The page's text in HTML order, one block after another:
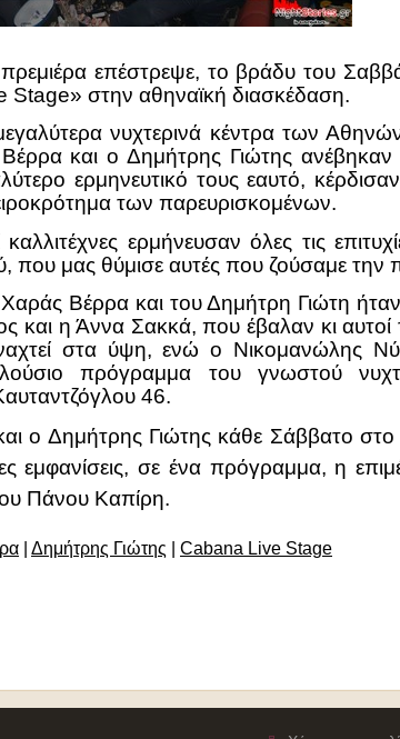
πρεμιέρα επέστρεψε, το βράδυ του
Stage» στην αθηναϊκή διασκέδαση.
νυχτερινά κέντρα των
και ο Δημήτρης Γιώτης
ερμηνευτικό τους εαυτό,
των παρευρισκομένων.
ερμήνευσαν όλες τις
που μας θύμισε αυτές που ζούσαμε
Βέρρα και του Δημήτρη Γιώτη
και η Άννα Σακκά, που έβαλαν κι αυτοί
στα ύψη, ενώ ο Νικομανώλης
πρόγραμμα του γνωστού
46.
ο Δημήτρης Γιώτης κάθε Σάββατο
εμφανίσεις, σε ένα πρόγραμμα, η
Πάνου Καπίρη.
Δημήτρης Γιώτης Cabana Live Stage